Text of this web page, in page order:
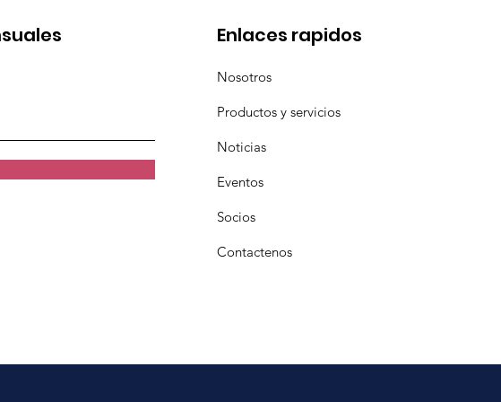
Enlaces rapidos
Nosotros
Productos y servicios
Noticias
Eventos
Socios
Contactenos